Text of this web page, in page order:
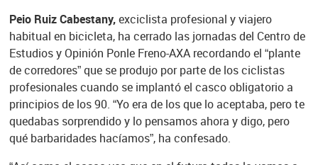
Peio Ruiz Cabestany,exciclista profesional y viajero
habitual en bicicleta, ha cerrado las jornadas del Centro de
Estudios y Opinión Ponle Freno-AXA recordando el “plante
de corredores” que se produjo por parte de los ciclistas
profesionales cuando se implantó el casco obligatorio a
principios de los 90. “Yo era de los que lo aceptaba, pero te
quedabas sorprendido y lo pensamos ahora y digo, pero
qué barbaridades hacíamos”, ha confesado.